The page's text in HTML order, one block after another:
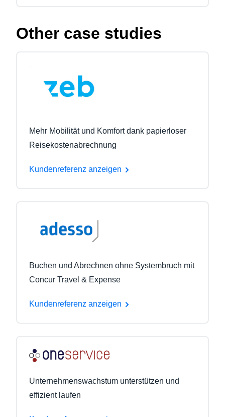
Other case studies
Mehr Mobilität und Komfort dank papierloser
Reisekostenabrechnung
Kundenreferenz anzeigen
Buchen und Abrechnen ohne Systembruch mit
Concur Travel & Expense
Kundenreferenz anzeigen
Unternehmenswachstum unterstützen und
effizient laufen